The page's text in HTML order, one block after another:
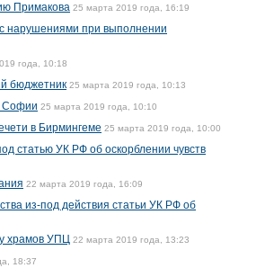
Примакова 25 марта 2019 года, 16:19
с нарушениями при выполнении
года, 10:18
бюджетник 25 марта 2019 года, 10:13
Софии 25 марта 2019 года, 10:10
в Бирмингеме 25 марта 2019 года, 10:00
статью УК РФ об оскорблении чувств
22 марта 2019 года, 16:09
из-под действия статьи УК РФ об
храмов УПЦ 22 марта 2019 года, 13:23
18:37